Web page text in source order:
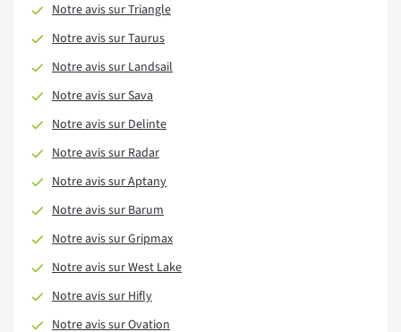
Notre avis sur Triangle
Notre avis sur Taurus
Notre avis sur Landsail
Notre avis sur Sava
Notre avis sur Delinte
Notre avis sur Radar
Notre avis sur Aptany
Notre avis sur Barum
Notre avis sur Gripmax
Notre avis sur West Lake
Notre avis sur Hifly
Notre avis sur Ovation